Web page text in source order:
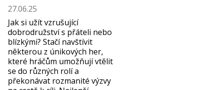
27.06.25
Jak si užít vzrušující
dobrodružství s přáteli nebo
blízkými? Stačí navštívit
některou z únikových her,
které hráčům umožňují vtělit
se do různých rolí a
překonávat rozmanité výzvy